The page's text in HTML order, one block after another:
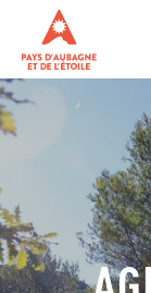
contenu
principal